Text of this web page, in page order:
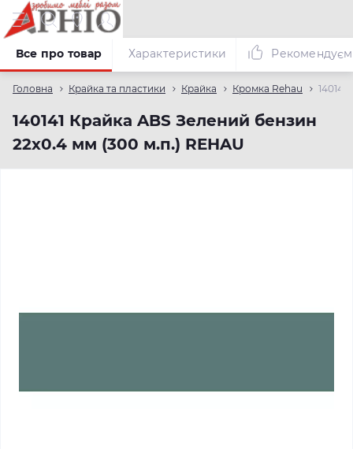
Головна Крайка та пластики Крайка Кромка Rehau
140141 Крайка ABS Зелений бензин
22х0.4 мм (300 м.п.) REHAU
Все про товар Характеристики